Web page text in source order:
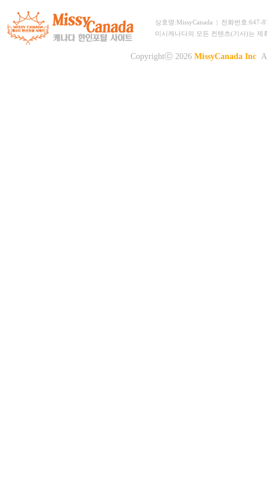
상호명:MissyCanada | 전화번호:647-
미시캐나다의 모든 컨텐츠(기사)는
Copyrightⓒ 2026 MissyCanada Inc